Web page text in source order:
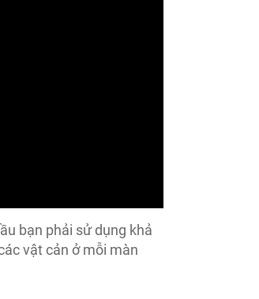
bạn phải sử dụng khả
vật cản ở mỗi màn